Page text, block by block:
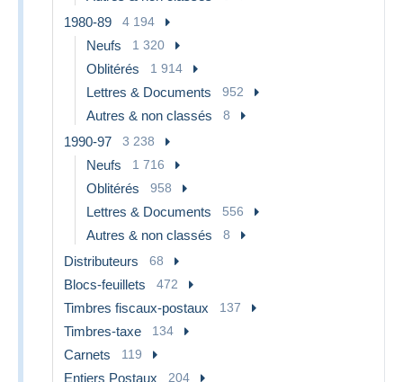
1980-89 4 194
Neufs 1 320
Oblitérés 1 914
Lettres & Documents 952
Autres & non classés 8
1990-97 3 238
Neufs 1 716
Oblitérés 958
Lettres & Documents 556
Autres & non classés 8
Distributeurs 68
Blocs-feuillets 472
Timbres fiscaux-postaux 137
Timbres-taxe 134
Carnets 119
Entiers Postaux 204